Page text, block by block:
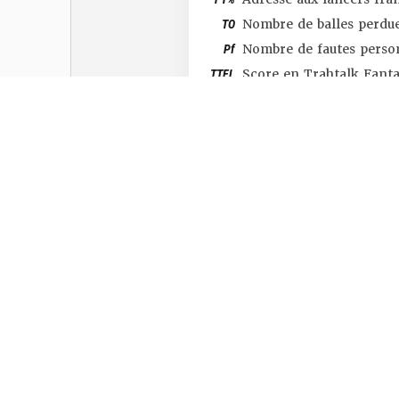
TO Nombre de balles
Pf Nombre de fautes
TTFL Score en Trahtalk